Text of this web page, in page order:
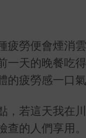
疲勞便會煙消
一天的晚餐吃
的疲勞感一口氣
，若這天我在
查的人們享用